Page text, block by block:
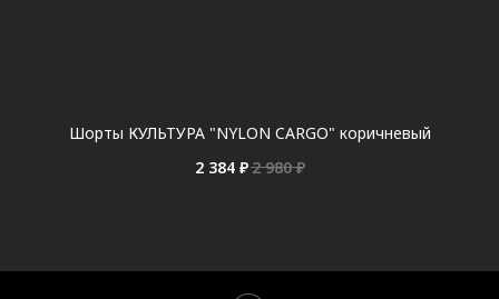
Шорты КУЛЬТУРА "NYLON CARGO" коричневый
2 384 ₽2 980 ₽